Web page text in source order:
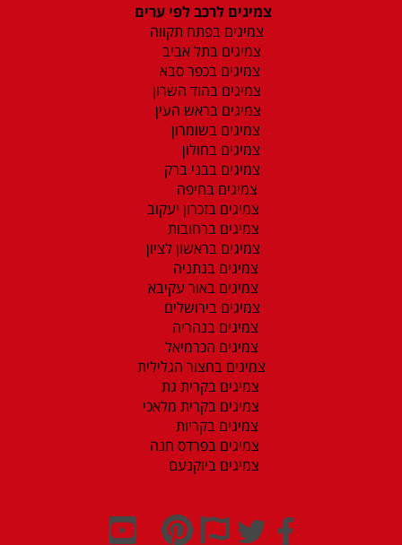
צמיגים לרכב לפי ערים
צמיגים בפתח תקווה
צמיגים בתל אביב
צמיגים בכפר סבא
צמיגים בהוד השרון
צמיגים בראש העין
צמיגים בשומרון
צמיגים בחולון
צמיגים בבני ברק
צמיגים בחיפה
צמיגים בזכרון יעקוב
צמיגים ברחובות
צמיגים בראשון לציון
צמיגים בנתניה
צמיגים באור עקיבא
צמיגים בירושלים
צמיגים בנהריה
צמיגים הכרמיאל
צמיגים בחצור הגלילית
צמיגים בקרית גת
צמיגים בקרית מלאכי
צמיגים בקריות
צמיגים בפרדס חנה
צמיגים ביוקנעם